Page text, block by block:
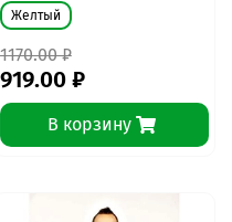
Желтый
1170.00 ₽
919.00 ₽
В корзину